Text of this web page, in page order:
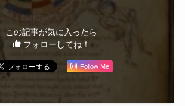
この記事が気に入ったら
フォローしてね！
Follow Me